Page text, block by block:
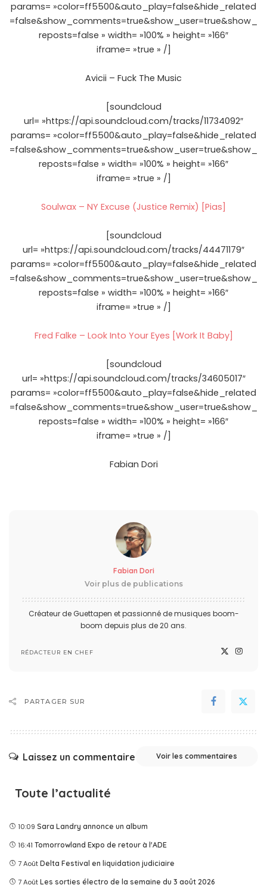
params= »color=ff5500&auto_play=false&hide_related
=false&show_comments=true&show_user=true&show_
reposts=false » width= »100% » height= »166″
iframe= »true » /]
Avicii – Fuck The Music
[soundcloud
url= »https://api.soundcloud.com/tracks/11734092″
params= »color=ff5500&auto_play=false&hide_related
=false&show_comments=true&show_user=true&show_
reposts=false » width= »100% » height= »166″
iframe= »true » /]
Soulwax – NY Excuse (Justice Remix) [Pias]
[soundcloud
url= »https://api.soundcloud.com/tracks/44471179″
params= »color=ff5500&auto_play=false&hide_related
=false&show_comments=true&show_user=true&show_
reposts=false » width= »100% » height= »166″
iframe= »true » /]
Fred Falke – Look Into Your Eyes [Work It Baby]
[soundcloud
url= »https://api.soundcloud.com/tracks/34605017″
params= »color=ff5500&auto_play=false&hide_related
=false&show_comments=true&show_user=true&show_
reposts=false » width= »100% » height= »166″
iframe= »true » /]
Fabian Dori
Fabian Dori
Voir plus de publications
Créateur de Guettapen et passionné de musiques boom-
boom depuis plus de 20 ans.
RÉDACTEUR EN CHEF
PARTAGER SUR
Laissez un commentaire Voir les commentaires
Toute l’actualité
10:09 Sara Landry annonce un album
16:41 Tomorrowland Expo de retour à l'ADE
7 Août Delta Festival en liquidation judiciaire
7 Août Les sorties électro de la semaine du 3 août 2026